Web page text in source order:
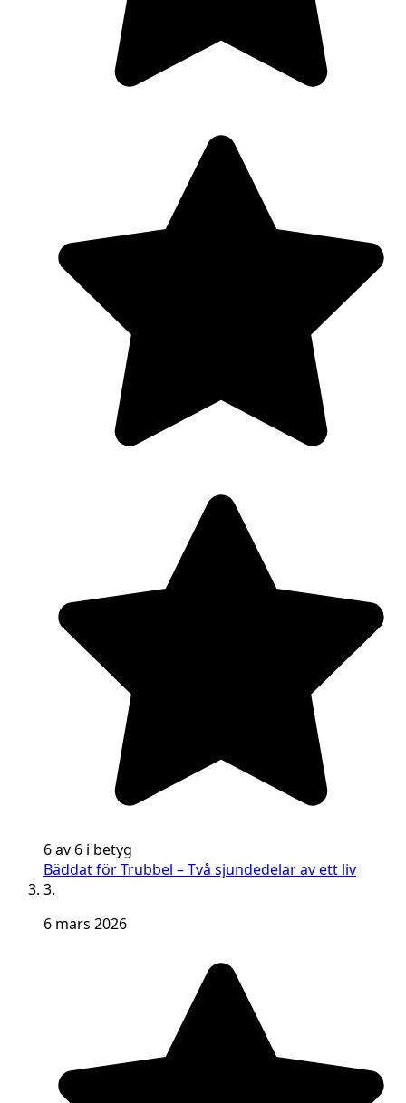
6 av 6 i betyg
Bäddat för Trubbel – Två sjundedelar av ett liv
3.
6 mars 2026